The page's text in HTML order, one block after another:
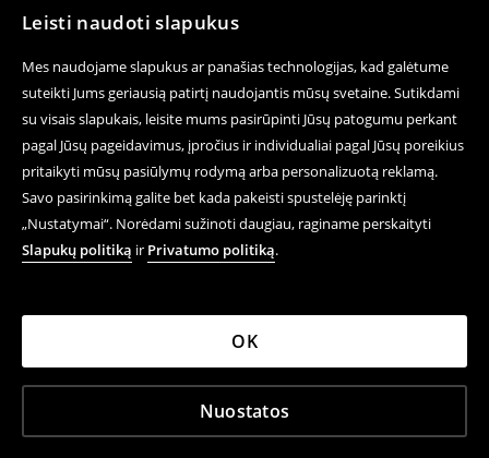
Leisti naudoti slapukus
Mes naudojame slapukus ar panašias technologijas, kad galėtume
suteikti Jums geriausią patirtį naudojantis mūsų svetaine. Sutikdami
su visais slapukais, leisite mums pasirūpinti Jūsų patogumu perkant
pagal Jūsų pageidavimus, įpročius ir individualiai pagal Jūsų poreikius
pritaikyti mūsų pasiūlymų rodymą arba personalizuotą reklamą.
Savo pasirinkimą galite bet kada pakeisti spustelėję parinktį
„Nustatymai“. Norėdami sužinoti daugiau, raginame perskaityti
Slapukų politiką ir Privatumo politiką.
Nuostatos
OK